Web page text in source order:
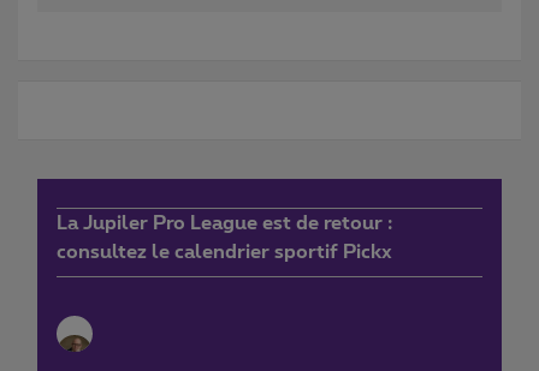
La Jupiler Pro League est de retour :
consultez le calendrier sportif Pickx